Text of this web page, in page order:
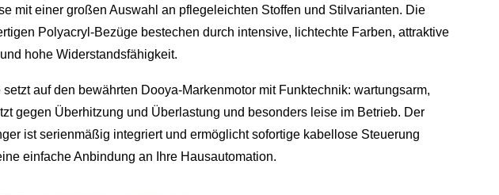
mit einer großen Auswahl an pflegeleichten Stoffen und Stilvarianten. Die
Polyacryl-Bezüge bestechen durch intensive, lichtechte Farben, attraktive
hohe Widerstandsfähigkeit.
setzt auf den bewährten Dooya-Markenmotor mit Funktechnik: wartungsarm,
gegen Überhitzung und Überlastung und besonders leise im Betrieb. Der
ist serienmäßig integriert und ermöglicht sofortige kabellose Steuerung
einfache Anbindung an Ihre Hausautomation.